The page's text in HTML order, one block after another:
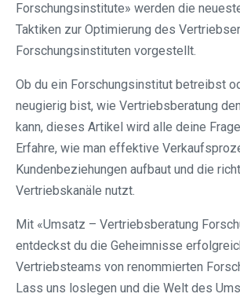
Forschungsinstitute» werden die
Taktiken zur Optimierung des
Forschungsinstituten vorgestellt.
Ob du ein Forschungsinstitut betreibst
neugierig bist, wie Vertriebsberatung
kann, dieses Artikel wird alle deine
Erfahre, wie man effektive
Kundenbeziehungen aufbaut und die
Vertriebskanäle nutzt.
Mit «Umsatz – Vertriebsberatung
entdeckst du die Geheimnisse
Vertriebsteams von renommierten
Lass uns loslegen und die Welt des